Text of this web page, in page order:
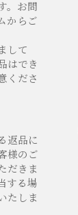
。お問
からご
して
はでき
くださ
返品に
様のご
だきま
する場
たしま